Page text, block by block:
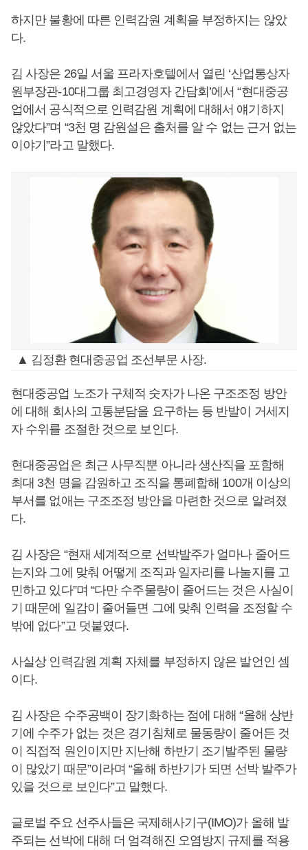
하지만 불황에 따른 인력감원 계획을 부정하지는 않았
다.
김 사장은 26일 서울 프라자호텔에서 열린 ‘산업통상자
원부장관-10대그룹 최고경영자 간담회’에서 “현대중공
업에서 공식적으로 인력감원 계획에 대해서 얘기하지
않았다”며 “3천 명 감원설은 출처를 알 수 없는 근거 없는
이야기”라고 말했다.
▲ 김정환 현대중공업 조선부문 사장.
현대중공업 노조가 구체적 숫자가 나온 구조조정 방안
에 대해 회사의 고통분담을 요구하는 등 반발이 거세지
자 수위를 조절한 것으로 보인다.
현대중공업은 최근 사무직뿐 아니라 생산직을 포함해
최대 3천 명을 감원하고 조직을 통폐합해 100개 이상의
부서를 없애는 구조조정 방안을 마련한 것으로 알려졌
다.
김 사장은 “현재 세계적으로 선박발주가 얼마나 줄어드
는지와 그에 맞춰 어떻게 조직과 일자리를 나눌지를 고
민하고 있다”며 “다만 수주물량이 줄어드는 것은 사실이
기 때문에 일감이 줄어들면 그에 맞춰 인력을 조정할 수
밖에 없다”고 덧붙였다.
사실상 인력감원 계획 자체를 부정하지 않은 발언인 셈
이다.
김 사장은 수주공백이 장기화하는 점에 대해 “올해 상반
기에 수주가 없는 것은 경기침체로 물동량이 줄어든 것
이 직접적 원인이지만 지난해 하반기 조기발주된 물량
이 많았기 때문”이라며 “올해 하반기가 되면 선박 발주가
있을 것으로 보인다”고 말했다.
글로벌 주요 선주사들은 국제해사기구(IMO)가 올해 발
주되는 선박에 대해 더 엄격해진 오염방지 규제를 적용